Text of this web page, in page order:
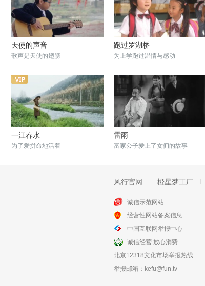
天使的声音
歌声是天使的翅膀
跑过罗湖桥
为上学跑过温情与感动
一江春水
为了爱拼命地活着
雷雨
富家公子爱上了女佣的故事
老伴，让我们再爱一次
风行官网 橙星梦工厂
诚信示范网站
经营性网站备案信息
中国互联网举报中心
诚信经营 放心消费
北京12318文化市场举报热线
举报邮箱： kefu@fun.tv